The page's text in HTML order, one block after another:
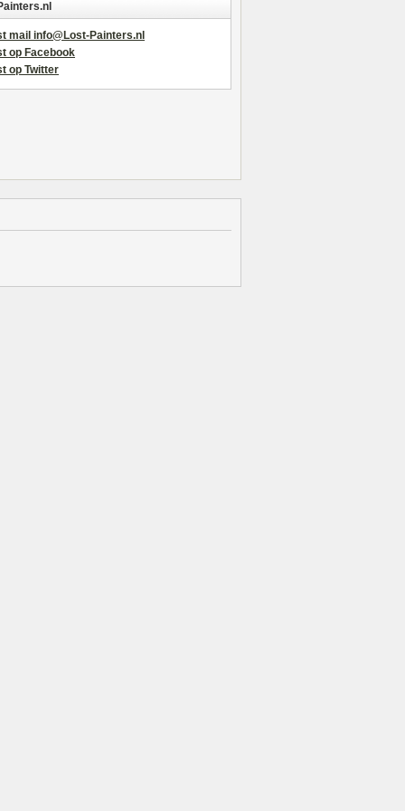
mail info@Lost-Painters.nl
op Facebook
op Twitter